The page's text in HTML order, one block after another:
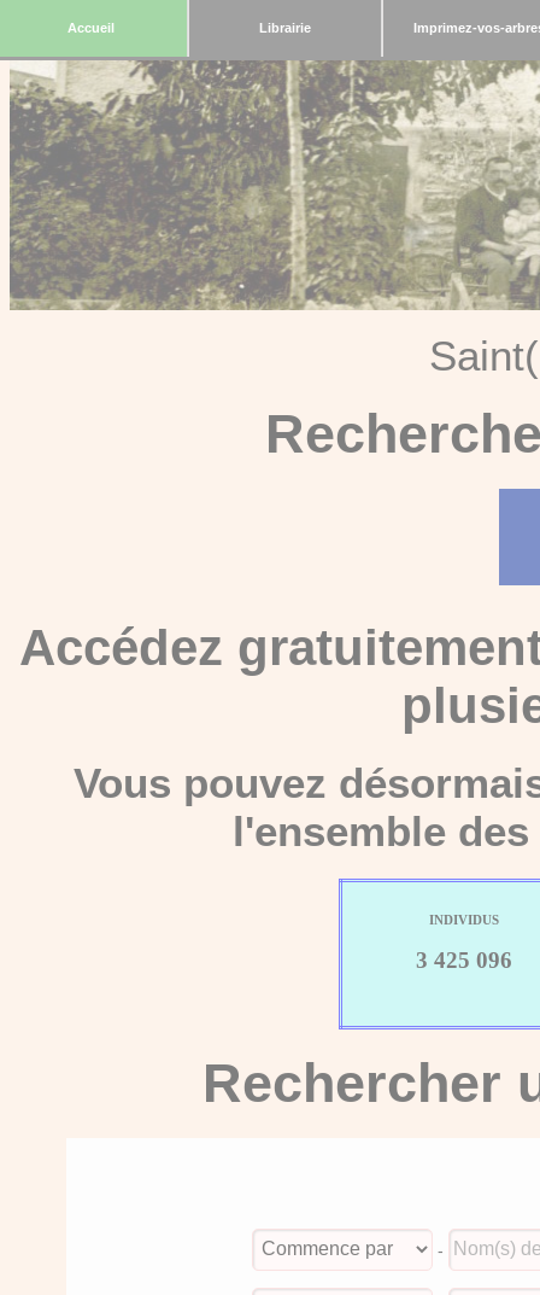
Accueil Librairie Imprimez-vos-
Accédez
Vous pouvez
l'ensemble
INDIVIDUS
3 425 096
Rechercher
-